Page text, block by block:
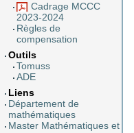
Cadrage MCCC
2023-2024
Règles de
compensation
Outils
Tomuss
ADE
Liens
Département de
mathématiques
Master Mathématiques et